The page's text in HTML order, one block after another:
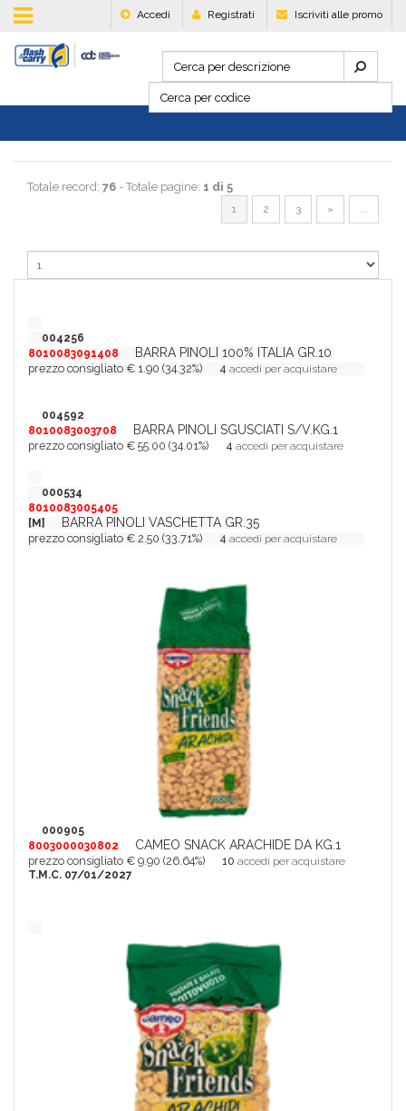
Accedi Registrati Iscriviti alle promo
Totale record: 76 - Totale pagine: 1 di 5
1 2 3 » ...
004256
8010083091408
BARRA PINOLI 100% ITALIA GR.10
prezzo consigliato € 1.90 (34.32%) 4 accedi per acquistare
004592
8010083003708
BARRA PINOLI SGUSCIATI S/V.KG.1
prezzo consigliato € 55.00 (34.01%) 4 accedi per acquistare
000534
8010083005405
[M]
BARRA PINOLI VASCHETTA GR.35
prezzo consigliato € 2.50 (33.71%) 4 accedi per acquistare
000905
8003000030802
CAMEO SNACK ARACHIDE DA KG.1
prezzo consigliato € 9.90 (26.64%) 10 accedi per acquistare
T.M.C. 07/01/2027